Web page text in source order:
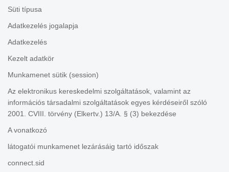
Süti típusa
Adatkezelés jogalapja
Adatkezelés
Kezelt adatkör
Munkamenet sütik (session)
Az elektronikus kereskedelmi szolgáltatások, valamint az
információs társadalmi szolgáltatások egyes kérdéseiről szóló
2001. CVIII. törvény (Elkertv.) 13/A. § (3) bekezdése
A vonatkozó
látogatói munkamenet lezárásáig tartó időszak
connect.sid